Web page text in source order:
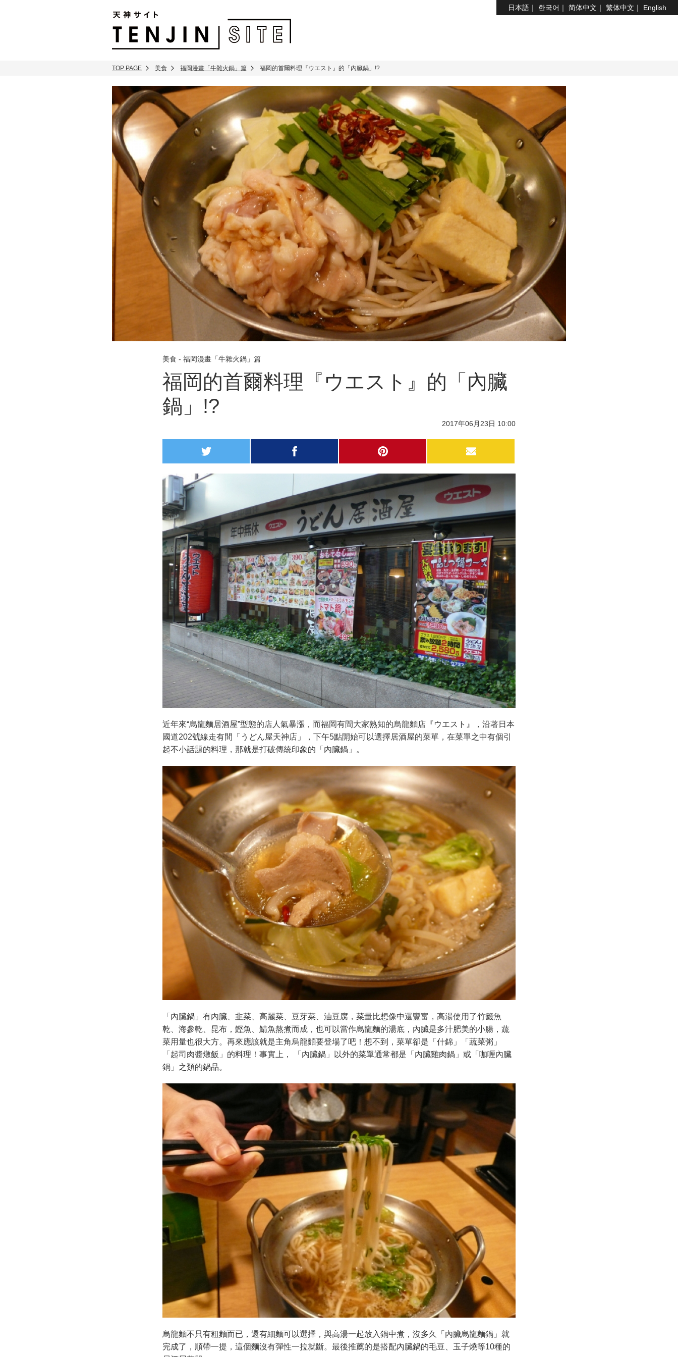
日本語 한국어 简体中文 繁体中文 English
TOP PAGE 美食 福岡漫畫「牛雜火鍋」篇 福岡的首爾料理『ウエスト』的「內臟鍋」!?
美食 - 福岡漫畫「牛雜火鍋」篇
福岡的首爾料理『ウエスト』的「內臟
鍋」!?
2017年06月23日 10:00
近年來“烏龍麵居酒屋”型態的店人氣暴漲，而福岡有間大家熟知的烏龍麵店『ウエスト』，沿著日本
國道202號線走有間「うどん屋天神店」，下午5點開始可以選擇居酒屋的菜單，在菜單之中有個引
起不小話題的料理，那就是打破傳統印象的「內臟鍋」。
「內臟鍋」有內臟、韭菜、高麗菜、豆芽菜、油豆腐，菜量比想像中還豐富，高湯使用了竹籤魚
乾、海參乾、昆布，鰹魚、鯖魚熬煮而成，也可以當作烏龍麵的湯底，內臟是多汁肥美的小腸，蔬
菜用量也很大方。再來應該就是主角烏龍麵要登場了吧！想不到，菜單卻是「什錦」「蔬菜粥」
「起司肉醬燉飯」的料理！事實上， 「內臟鍋」以外的菜單通常都是「內臟雞肉鍋」或「咖喱內臟
鍋」之類的鍋品。
烏龍麵不只有粗麵而已，還有細麵可以選擇，與高湯一起放入鍋中煮，沒多久「內臟烏龍麵鍋」就
完成了，順帶一提，這個麵沒有彈性一拉就斷。最後推薦的是搭配內臟鍋的毛豆、玉子燒等10種的